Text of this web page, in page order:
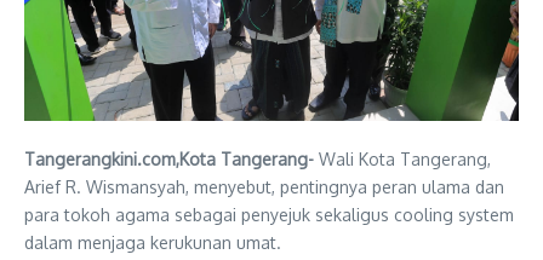
Tangerangkini.com,Kota Tangerang- Wali Kota Tangerang,
Arief R. Wismansyah, menyebut, pentingnya peran ulama dan
para tokoh agama sebagai penyejuk sekaligus cooling system
dalam menjaga kerukunan umat.